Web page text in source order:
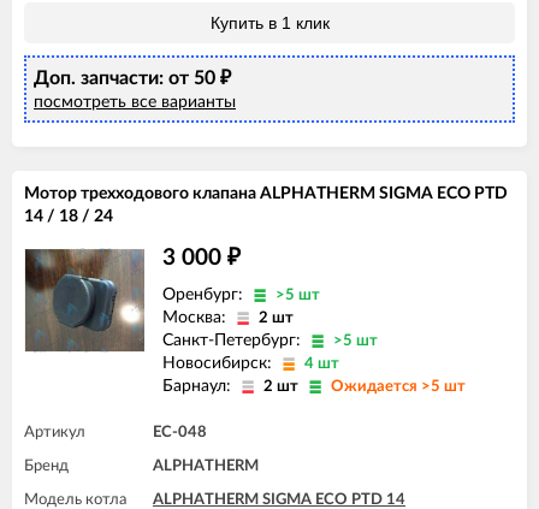
Купить в 1 клик
Доп. запчасти: от 50 ₽
посмотреть все варианты
Мотор трехходового клапана ALPHATHERM SIGMA ECO PTD
14 / 18 / 24
3 000 ₽
Оренбург: >5 шт
Москва: 2 шт
Санкт-Петербург: >5 шт
Новосибирск: 4 шт
Барнаул: 2 шт Ожидается >5 шт
Артикул EC-048
Бренд ALPHATHERM
Модель котла
ALPHATHERM SIGMA ECO PTD 14